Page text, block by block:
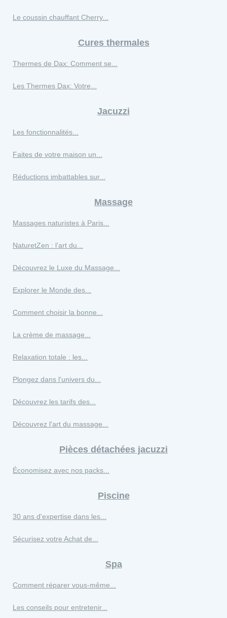
Le coussin chauffant Cherry...
Cures thermales
Thermes de Dax: Comment se...
Les Thermes Dax: Votre...
Jacuzzi
Les fonctionnalités...
Faites de votre maison un...
Réductions imbattables sur...
Massage
Massages naturistes à Paris...
NaturetZen : l’art du...
Découvrez le Luxe du Massage...
Explorer le Monde des...
Comment choisir la bonne...
La crème de massage...
Relaxation totale : les...
Plongez dans l'univers du...
Découvrez les tarifs des...
Découvrez l'art du massage...
Pièces détachées jacuzzi
Économisez avec nos packs...
Piscine
30 ans d'expertise dans les...
Sécurisez votre Achat de...
Spa
Comment réparer vous-même...
Les conseils pour entretenir...